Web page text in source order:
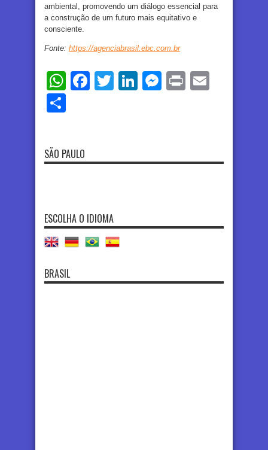
ambiental, promovendo um diálogo essencial para
a construção de um futuro mais equitativo e
consciente.
Fonte: https://agenciabrasil.ebc.com.br
WhatsApp
Facebook
TwitterLinkedIn
Messenger
Print
SÃO PAULO
ESCOLHA O IDIOMA
BRASIL